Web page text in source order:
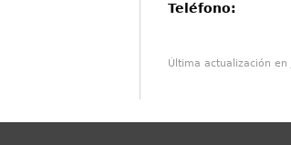
Teléfono:
Última actualización